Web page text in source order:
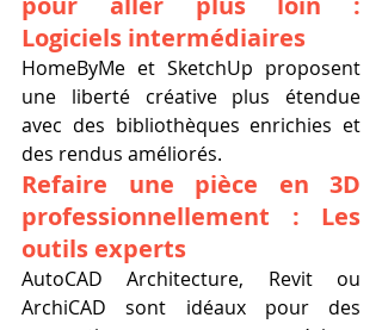
Logiciels intermédiaires
HomeByMe et SketchUp proposent
une liberté créative plus étendue
avec des bibliothèques enrichies et
des rendus améliorés.
Refaire une pièce en 3D
professionnellement : Les
outils experts
AutoCAD Architecture, Revit ou
ArchiCAD sont idéaux pour des